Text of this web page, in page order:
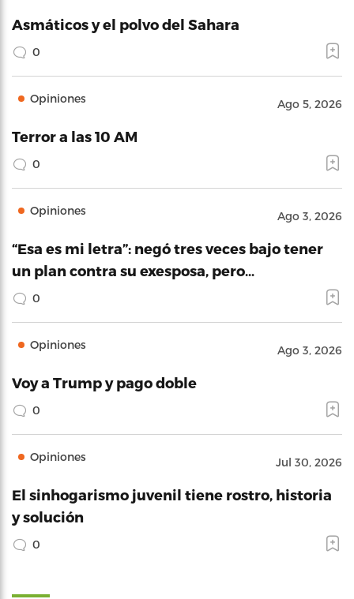
Asmáticos y el polvo del Sahara
0
Opiniones Ago 5, 2026
Terror a las 10 AM
0
Opiniones Ago 3, 2026
“Esa es mi letra”: negó tres veces bajo tener
un plan contra su exesposa, pero…
0
Opiniones Ago 3, 2026
Voy a Trump y pago doble
0
Opiniones Jul 30, 2026
El sinhogarismo juvenil tiene rostro, historia
y solución
0